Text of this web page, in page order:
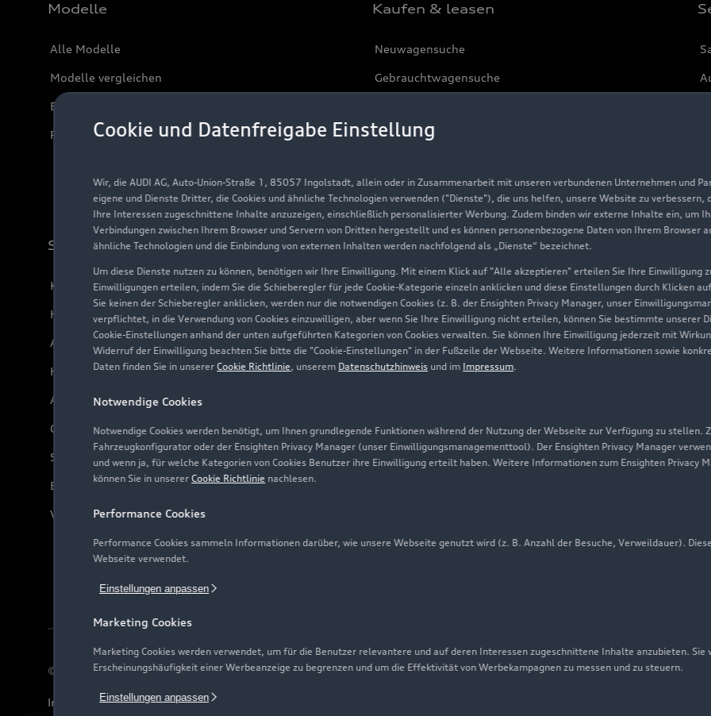
Cookie und Datenfreigabe Einstellung
Wir, die AUDI AG, Auto-Union-Straße 1, 85057 Ingolstadt, allein oder in Zusammenarbeit mit unseren verbundenen Unternehmen und
eigene und Dienste Dritter, die Cookies und ähnliche Technologien verwenden ("Dienste"), die uns helfen, unsere Website zu
Ihre Interessen zugeschnittene Inhalte anzuzeigen, einschließlich personalisierter Werbung. Zudem binden wir externe Inhalte ein, um
Verbindungen zwischen Ihrem Browser und Servern von Dritten hergestellt und es können personenbezogene Daten von Ihrem Browser
ähnliche Technologien und die Einbindung von externen Inhalten werden nachfolgend als „Dienste“ bezeichnet.
Um diese Dienste nutzen zu können, benötigen wir Ihre Einwilligung. Mit einem Klick auf "Alle akzeptieren" erteilen Sie Ihre Einwilligung
Einwilligungen erteilen, indem Sie die Schieberegler für jede Cookie-Kategorie einzeln anklicken und diese Einstellungen durch Klicken
Sie keinen der Schieberegler anklicken, werden nur die notwendigen Cookies (z. B. der Ensighten Privacy Manager, unser
verpflichtet, in die Verwendung von Cookies einzuwilligen, aber wenn Sie Ihre Einwilligung nicht erteilen, können Sie bestimmte unserer
Cookie-Einstellungen anhand der unten aufgeführten Kategorien von Cookies verwalten. Sie können Ihre Einwilligung jederzeit mit
Widerruf der Einwilligung beachten Sie bitte die "Cookie-Einstellungen" in der Fußzeile der Webseite. Weitere Informationen sowie
Daten finden Sie in unsererCookie Richtlinie, unserem Datenschutzhinweis und im Impressum.
Notwendige Cookies
Notwendige Cookies werden benötigt, um Ihnen grundlegende Funktionen während der Nutzung der Webseite zur Verfügung zu stellen.
Fahrzeugkonfigurator oder der Ensighten Privacy Manager (unser Einwilligungsmanagementtool). Der Ensighten Privacy Manager
und wenn ja, für welche Kategorien von Cookies Benutzer ihre Einwilligung erteilt haben. Weitere Informationen zum Ensighten Privacy
können Sie in unsererCookie Richtlinie nachlesen.
Performance Cookies
Performance Cookies sammeln Informationen darüber, wie unsere Webseite genutzt wird (z. B. Anzahl der Besuche, Verweildauer).
Webseite verwendet.
Einstellungen anpassen
Marketing Cookies
Marketing Cookies werden verwendet, um für die Benutzer relevantere und auf deren Interessen zugeschnittene Inhalte anzubieten. Sie
Erscheinungshäufigkeit einer Werbeanzeige zu begrenzen und um die Effektivität von Werbekampagnen zu messen und zu steuern.
Einstellungen anpassen
Modelle
Alle Modelle
Modelle vergleichen
Elektromodelle
Plug-in-Hybride
Kaufen & leasen
Neuwagensuche
Gebrauchtwagensuche
Finanzierung
Geschäftskunden
Support
Kundenservice
Händlersuche
Audi Code
Häufige Fragen (FAQ)
Audi Online Beratung
Online-Terminvereinbarung
Servicekontakt
Bordbuch & Bedienungsanleitungen
Verträge kündigen
Über Audi
Unternehmen
Karriere
Investor Relations
Presse & Media Center
Audi erleben
Newsletter
© 2026 AUDI AG. Alle Rechte vorbehalten
Impressum Rechtliches Hinweisgebersystem